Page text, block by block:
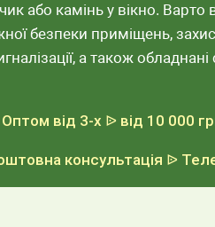
або камінь у вікно.
безпеки приміщень,
а також
від 3-х ᐉ від 10 000
консультація ᐉ